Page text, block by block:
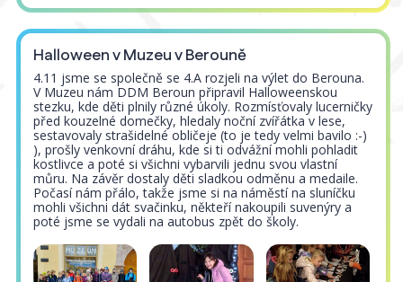
Halloween v Muzeu v Berouně
4.11 jsme se společně se 4.A rozjeli na výlet do Berouna.
V Muzeu nám DDM Beroun připravil Halloweenskou
stezku, kde děti plnily různé úkoly. Rozmísťovaly lucerničky
před kouzelné domečky, hledaly noční zvířátka v lese,
sestavovaly strašidelné obličeje (to je tedy velmi bavilo :-)
), prošly venkovní dráhu, kde si ti odvážní mohli pohladit
kostlivce a poté si všichni vybarvili jednu svou vlastní
můru. Na závěr dostaly děti sladkou odměnu a medaile.
Počasí nám přálo, takže jsme si na náměstí na sluníčku
mohli všichni dát svačinku, někteří nakoupili suvenýry a
poté jsme se vydali na autobus zpět do školy.